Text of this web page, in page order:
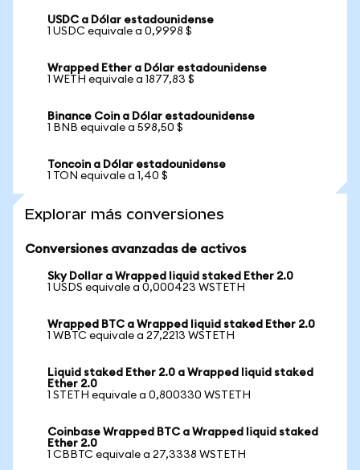
USDC a Dólar estadounidense
1 USDC equivale a 0,9998 $
Wrapped Ether a Dólar estadounidense
1 WETH equivale a 1877,83 $
Binance Coin a Dólar estadounidense
1 BNB equivale a 598,50 $
Toncoin a Dólar estadounidense
1 TON equivale a 1,40 $
Explorar más conversiones
Conversiones avanzadas de activos
Sky Dollar a Wrapped liquid staked Ether 2.0
1 USDS equivale a 0,000423 WSTETH
Wrapped BTC a Wrapped liquid staked Ether 2.0
1 WBTC equivale a 27,2213 WSTETH
Liquid staked Ether 2.0 a Wrapped liquid staked
Ether 2.0
1 STETH equivale a 0,800330 WSTETH
Coinbase Wrapped BTC a Wrapped liquid staked
Ether 2.0
1 CBBTC equivale a 27,3338 WSTETH